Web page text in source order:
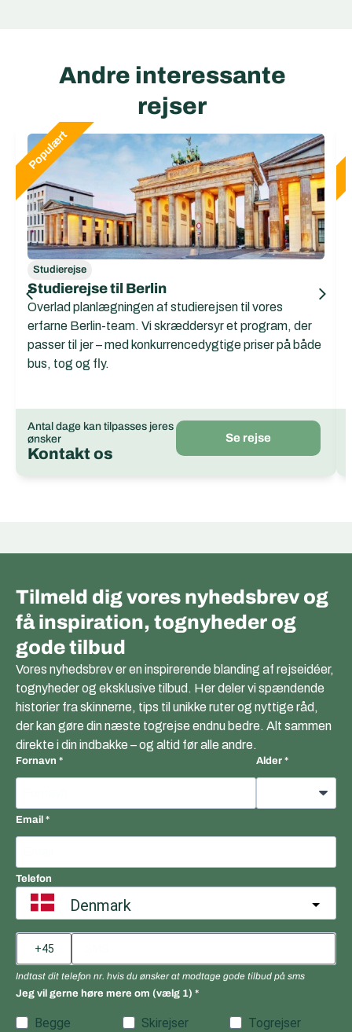
Andre interessante
rejser
Studierejse
Studierejse til Berlin
Overlad planlægningen af studierejsen til vores
erfarne Berlin-team. Vi skræddersyr et program, der
passer til jer – med konkurrencedygtige priser på både
bus, tog og fly.
Antal dage kan tilpasses jeres
ønsker
Kontakt os
Se rejse
Tilmeld dig vores nyhedsbrev og
få inspiration, tognyheder og
gode tilbud
Vores nyhedsbrev er en inspirerende blanding af rejseidéer,
tognyheder og eksklusive tilbud. Her deler vi spændende
historier fra skinnerne, tips til unikke ruter og nyttige råd,
der kan gøre din næste togrejse endnu bedre. Alt sammen
direkte i din indbakke – og altid før alle andre.
Fornavn Alder
Email
Telefon
Denmark
Indtast dit telefon nr. hvis du ønsker at modtage gode tilbud på sms
Jeg vil gerne høre mere om (vælg 1)
Begge Skirejser Togrejser